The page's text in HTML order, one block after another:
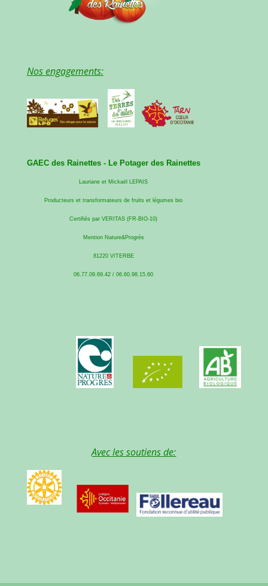
Nos engagements:
GAEC des Rainettes - Le Potager des Rainettes
Lauriane et Mickaël LEPAIS
Producteurs et transformateurs de fruits et légumes bio
Certifiés par VERITAS (FR-BIO-10)
Mention Nature&Progrès
81220 VITERBE
06.77.09.69.42 / 06.60.98.15.60
Avec les soutiens de: